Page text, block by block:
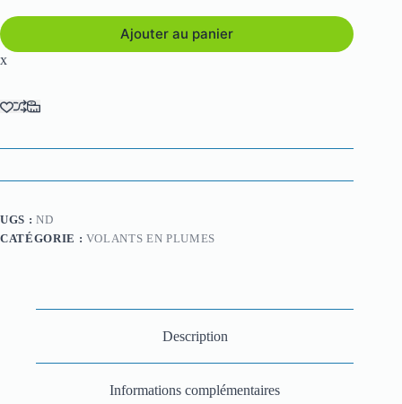
Ajouter au panier
x
UGS : ND
CATÉGORIE : VOLANTS EN PLUMES
Description
Informations complémentaires